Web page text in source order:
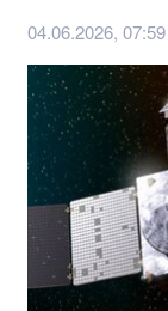
04.06.2026, 07:59